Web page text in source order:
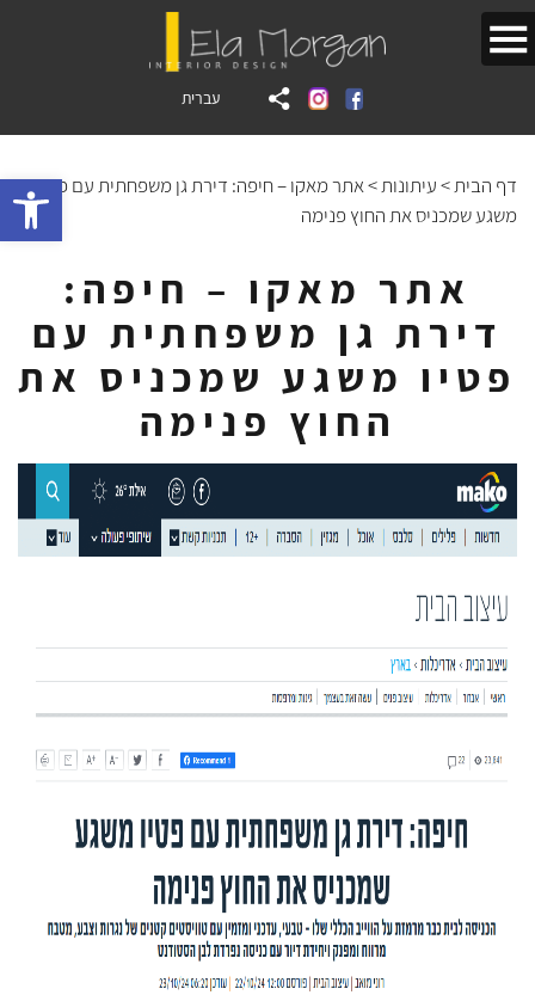
עברית
דף הבית>עיתונות>אתר מאקו – חיפה: דירת גן משפחתית עם פטיו
משגע שמכניס את החוץ פנימה
אתר מאקו – חיפה:
דירת גן משפחתית עם
פטיו משגע שמכניס את
החוץ פנימה